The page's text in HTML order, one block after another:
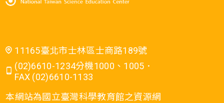
11165臺北市士林區士商路189號
(02)6610-1234分機1000、1005．
FAX (02)6610-1133
本網站為國立臺灣科學教育館之資源網